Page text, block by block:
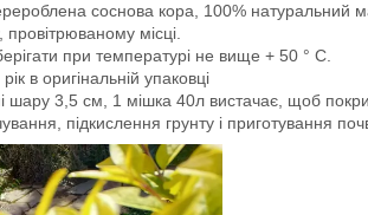
соснова кора, 100% натуральний
провітрюваному місці.
при температурі не вище + 50 ° С.
рік в оригінальній упаковці
шару 3,5 см, 1 мішка 40л вистачає, щоб
підкислення грунту і приготування